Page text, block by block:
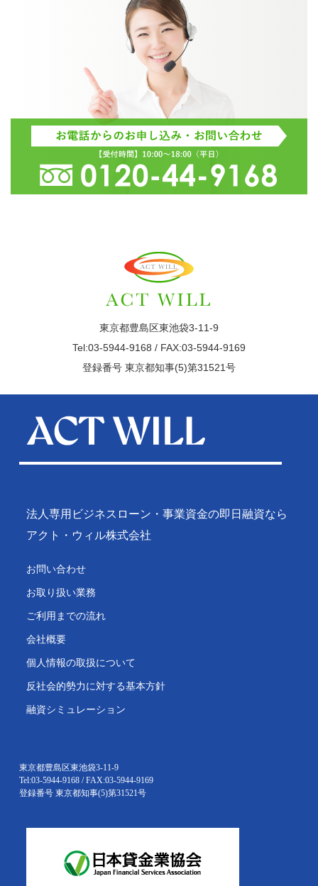
東京都豊島区東池袋3-11-9
Tel:03-5944-9168 / FAX:03-5944-9169
登録番号 東京都知事(5)第31521号
法人専用ビジネスローン・事業資金の即日融資なら
アクト・ウィル株式会社
お問い合わせ
お取り扱い業務
ご利用までの流れ
会社概要
個人情報の取扱について
反社会的勢力に対する基本方針
融資シミュレーション
東京都豊島区東池袋3-11-9
Tel:03-5944-9168 / FAX:03-5944-9169
登録番号 東京都知事(5)第31521号